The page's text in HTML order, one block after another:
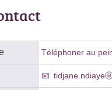
Téléphoner au